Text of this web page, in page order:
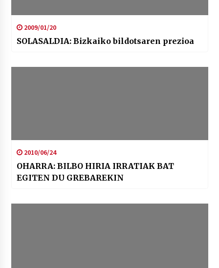
2009/01/20
SOLASALDIA: Bizkaiko bildotsaren prezioa
2010/06/24
OHARRA: BILBO HIRIA IRRATIAK BAT
EGITEN DU GREBAREKIN